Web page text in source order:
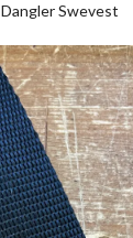
Dangler Swevest